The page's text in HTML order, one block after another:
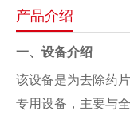
产品介绍
一、设备介绍
该设备是为去除药
专用设备，主要与